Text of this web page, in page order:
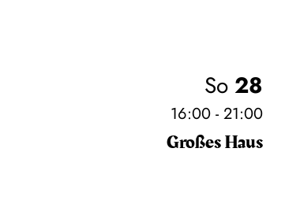
So28
16:00 - 21:00
Großes Haus